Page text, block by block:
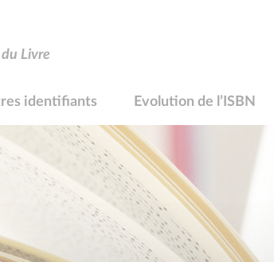
Livre
identifiants Evolution de l’ISBN